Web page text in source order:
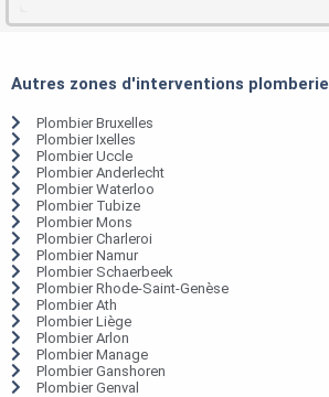
Autres zones d'interventions plomberie
Plombier Bruxelles
Plombier Ixelles
Plombier Uccle
Plombier Anderlecht
Plombier Waterloo
Plombier Tubize
Plombier Mons
Plombier Charleroi
Plombier Namur
Plombier Schaerbeek
Plombier Rhode-Saint-Genèse
Plombier Ath
Plombier Liège
Plombier Arlon
Plombier Manage
Plombier Ganshoren
Plombier Genval